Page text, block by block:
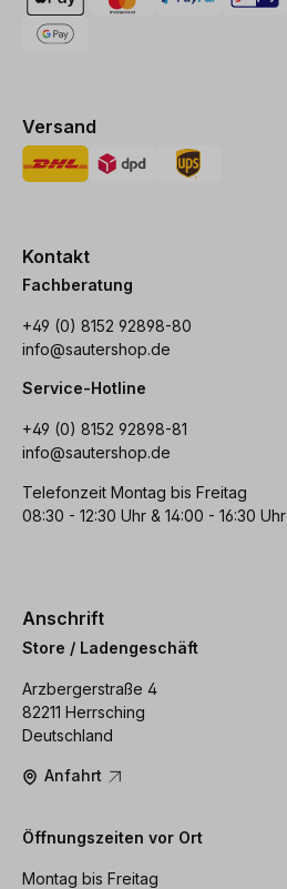
Versand
Kontakt
Fachberatung
+49 (0) 8152 92898-80
info@sautershop.de
Service-Hotline
+49 (0) 8152 92898-81
info@sautershop.de
Telefonzeit Montag bis Freitag
08:30 - 12:30 Uhr & 14:00 - 16:30 Uhr
Anschrift
Store / Ladengeschäft
Arzbergerstraße 4
82211 Herrsching
Deutschland
Anfahrt
Öffnungszeiten vor Ort
Montag bis Freitag